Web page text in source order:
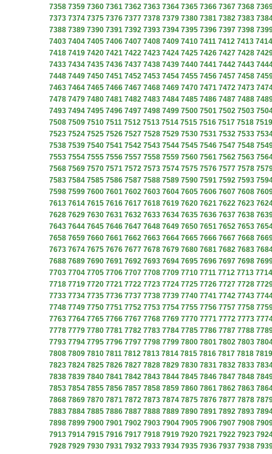
7358 7359 7360 7361 7362 7363 7364 7365 7366 7367 7368
7373 7374 7375 7376 7377 7378 7379 7380 7381 7382 7383
7388 7389 7390 7391 7392 7393 7394 7395 7396 7397 7398
7403 7404 7405 7406 7407 7408 7409 7410 7411 7412 7413 7414
7418 7419 7420 7421 7422 7423 7424 7425 7426 7427 7428
7433 7434 7435 7436 7437 7438 7439 7440 7441 7442 7443
7448 7449 7450 7451 7452 7453 7454 7455 7456 7457 7458
7463 7464 7465 7466 7467 7468 7469 7470 7471 7472 7473
7478 7479 7480 7481 7482 7483 7484 7485 7486 7487 7488
7493 7494 7495 7496 7497 7498 7499 7500 7501 7502 7503
7508 7509 7510 7511 7512 7513 7514 7515 7516 7517 7518 7519
7523 7524 7525 7526 7527 7528 7529 7530 7531 7532 7533
7538 7539 7540 7541 7542 7543 7544 7545 7546 7547 7548
7553 7554 7555 7556 7557 7558 7559 7560 7561 7562 7563
7568 7569 7570 7571 7572 7573 7574 7575 7576 7577 7578
7583 7584 7585 7586 7587 7588 7589 7590 7591 7592 7593
7598 7599 7600 7601 7602 7603 7604 7605 7606 7607 7608
7613 7614 7615 7616 7617 7618 7619 7620 7621 7622 7623
7628 7629 7630 7631 7632 7633 7634 7635 7636 7637 7638
7643 7644 7645 7646 7647 7648 7649 7650 7651 7652 7653
7658 7659 7660 7661 7662 7663 7664 7665 7666 7667 7668
7673 7674 7675 7676 7677 7678 7679 7680 7681 7682 7683
7688 7689 7690 7691 7692 7693 7694 7695 7696 7697 7698
7703 7704 7705 7706 7707 7708 7709 7710 7711 7712 7713 7714
7718 7719 7720 7721 7722 7723 7724 7725 7726 7727 7728
7733 7734 7735 7736 7737 7738 7739 7740 7741 7742 7743
7748 7749 7750 7751 7752 7753 7754 7755 7756 7757 7758
7763 7764 7765 7766 7767 7768 7769 7770 7771 7772 7773
7778 7779 7780 7781 7782 7783 7784 7785 7786 7787 7788
7793 7794 7795 7796 7797 7798 7799 7800 7801 7802 7803
7808 7809 7810 7811 7812 7813 7814 7815 7816 7817 7818 7819
7823 7824 7825 7826 7827 7828 7829 7830 7831 7832 7833
7838 7839 7840 7841 7842 7843 7844 7845 7846 7847 7848
7853 7854 7855 7856 7857 7858 7859 7860 7861 7862 7863
7868 7869 7870 7871 7872 7873 7874 7875 7876 7877 7878
7883 7884 7885 7886 7887 7888 7889 7890 7891 7892 7893
7898 7899 7900 7901 7902 7903 7904 7905 7906 7907 7908
7913 7914 7915 7916 7917 7918 7919 7920 7921 7922 7923
7928 7929 7930 7931 7932 7933 7934 7935 7936 7937 7938